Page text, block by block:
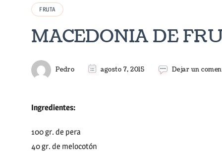
FRUTA
MACEDONIA DE
Pedro agosto 7, 2015 Dejar un
Ingredientes:
100 gr. de pera
40 gr. de melocotón